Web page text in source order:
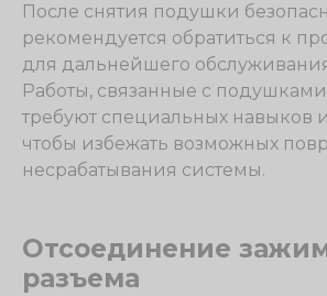
После снятия подушки
рекомендуется обратиться к
для дальнейшего
Работы, связанные с
требуют специальных навыков
чтобы избежать возможных
несрабатывания системы.
Отсоединение
разъема